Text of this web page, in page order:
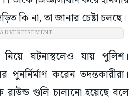
কি না, তা জানার চেষ্টা চলছে।
ADVERTISEMENT
ঘটনাস্থলেও যায় পুলিশ।
পুনর্নির্মাণ করেন তদন্তকারীরা।
গুলি চালানো হয়েছে বলে